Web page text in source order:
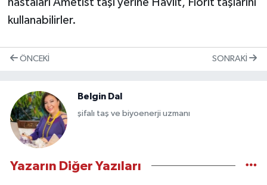
kullanabilirler.
ÖNCEKI SONRAKI
Belgin Dal
şifalı taş ve biyoenerji uzmanı
Yazarın Diğer Yazıları